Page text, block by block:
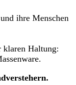
ihre Menschen
klaren Haltung: